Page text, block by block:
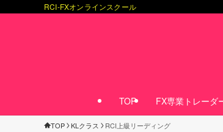
RCI-FXオンラインスクール
TOP FX専業トレーダ
TOP KLクラス RCI上級リーディング